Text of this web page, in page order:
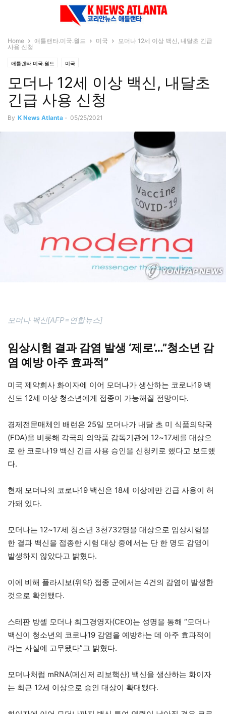
Home 애틀랜타.미국.월드 미국
모더나 12세 이상 백신, 내달초 긴급
사용 신청
애틀랜타.미국.월드 미국
모더나 12세 이상 백신, 내달초
긴급 사용 신청
By K News Atlanta - 05/25/2021
모더나 백신[AFP=연합뉴스]
임상시험 결과 감염 발생 ‘제로’…”청소년 감
염 예방 아주 효과적”
미국 제약회사 화이자에 이어 모더나가 생산하는 코로나19 백
신도 12세 이상 청소년에게 접종이 가능해질 전망이다.
경제전문매체인 배런은 25일 모더나가 내달 초 미 식품의약국
(FDA)을 비롯해 각국의 의약품 감독기관에 12~17세를 대상으
로 한 코로나19 백신 긴급 사용 승인을 신청키로 했다고 보도했
다.
현재 모더나의 코로나19 백신은 18세 이상에만 긴급 사용이 허
가돼 있다.
모더나는 12~17세 청소년 3천732명을 대상으로 임상시험을
한 결과 백신을 접종한 시험 대상 중에서는 단 한 명도 감염이
발생하지 않았다고 밝혔다.
이에 비해 플라시보(위약) 접종 군에서는 4건의 감염이 발생한
것으로 확인됐다.
스테판 방셀 모더나 최고경영자(CEO)는 성명을 통해 “모더나
백신이 청소년의 코로나19 감염을 예방하는 데 아주 효과적이
라는 사실에 고무됐다”고 밝혔다.
모더나처럼 mRNA(메신저 리보핵산) 백신을 생산하는 화이자
는 최근 12세 이상으로 승인 대상이 확대됐다.